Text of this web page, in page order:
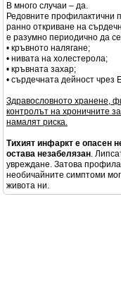
В много случаи – да.
Редовните профилактични
ранно откриване на
е разумно периодично да
• кръвното налягане;
• нивата на холестерола;
• кръвната захар;
• сърдечната дейност чрез
Здравословното хранене,
контролът на хроничните
намалят риска.
Тихият инфаркт е опасен
остава незабелязан.
увреждане. Затова
необичайните симптоми
живота ни.